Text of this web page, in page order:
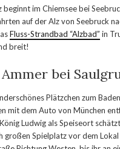
beginnt im Chiemsee bei
auf der Alz von Seebruck
Fluss-Strandbad “Alzbad” in
breit!
bei
Plätzchen zum
mit dem Auto von München
Ludwig als Speiseort
großen Spielplatz vor dem